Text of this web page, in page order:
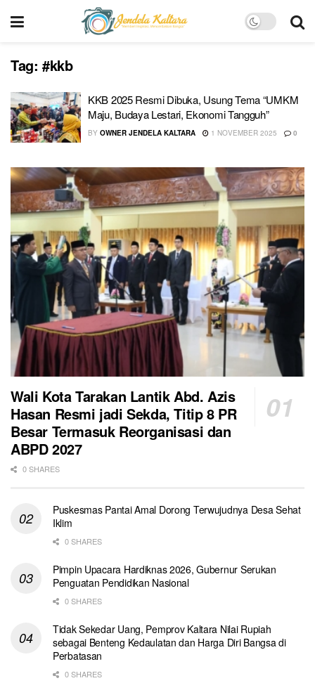
Tag: #kkb
KKB 2025 Resmi Dibuka, Usung Tema “UMKM
Maju, Budaya Lestari, Ekonomi Tangguh”
BY OWNER JENDELA KALTARA 1 NOVEMBER 2025 0
Wali Kota Tarakan Lantik Abd. Azis
Hasan Resmi jadi Sekda, Titip 8 PR
Besar Termasuk Reorganisasi dan
ABPD 2027
0 SHARES
Puskesmas Pantai Amal Dorong Terwujudnya Desa Sehat
Iklim
0 SHARES
Pimpin Upacara Hardiknas 2026, Gubernur Serukan
Penguatan Pendidikan Nasional
0 SHARES
Tidak Sekedar Uang, Pemprov Kaltara Nilai Rupiah
sebagai Benteng Kedaulatan dan Harga Diri Bangsa di
Perbatasan
0 SHARES